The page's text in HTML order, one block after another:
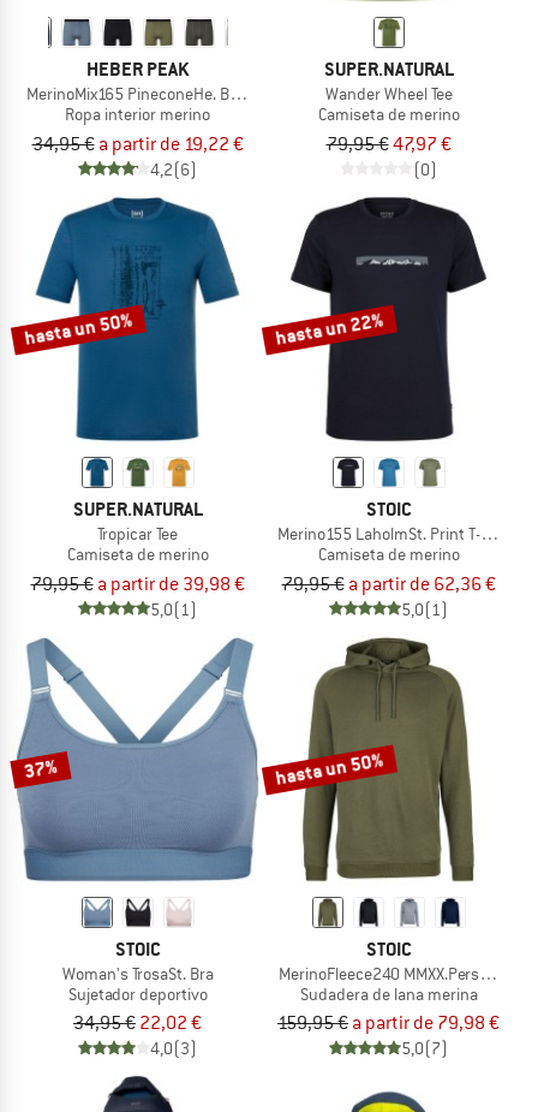
HEBER PEAK
MerinoMix165 PineconeHe. Boxer
Ropa interior merino
34,95 € a partir de 19,22 €
4,2(6)
SUPER.NATURAL
Wander Wheel Tee
Camiseta de merino
79,95 €47,97 €
(0)
hasta un 50%
SUPER.NATURAL
Tropicar Tee
Camiseta de merino
79,95 € a partir de 39,98 €
5,0(1)
hasta un 22%
STOIC
Merino155 LaholmSt. Print T-Shirt
Camiseta de merino
79,95 € a partir de 62,36 €
5,0(1)
37%
STOIC
Woman's TrosaSt. Bra
Sujetador deportivo
34,95 € 22,02 €
4,0(3)
hasta un 50%
STOIC
MerinoFleece240 MMXX.Persberg
Sudadera de lana merina
159,95 € a partir de 79,98 €
5,0(7)